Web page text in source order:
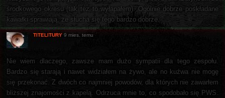
środkowego okresu (tak tez to wyłapałem). Ogólnie dobrze poskładane
kawałki sprawiają, że słucha się tego bardzo dobrze.
TITELITURY 9 mies. temu
Nie wiem dlaczego, zawsze mam dużo sympatii dla tego zespołu.
Bardzo się starają i nawet widziałem na żywo, ale no kuźwa nie mogę
się przekonać. Z dwóch co najmniej powodów, dla których nie zawarłem
bliższej znajomości z kapelą. Odrzuca mnie to, co spodobało się PWS.